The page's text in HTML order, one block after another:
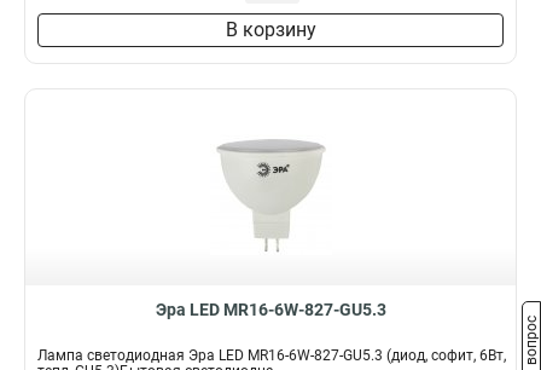
В корзину
Эра LED MR16-6W-827-GU5.3
Лампа светодиодная Эра LED MR16-6W-827-GU5.3 (диод, софит, 6Вт,